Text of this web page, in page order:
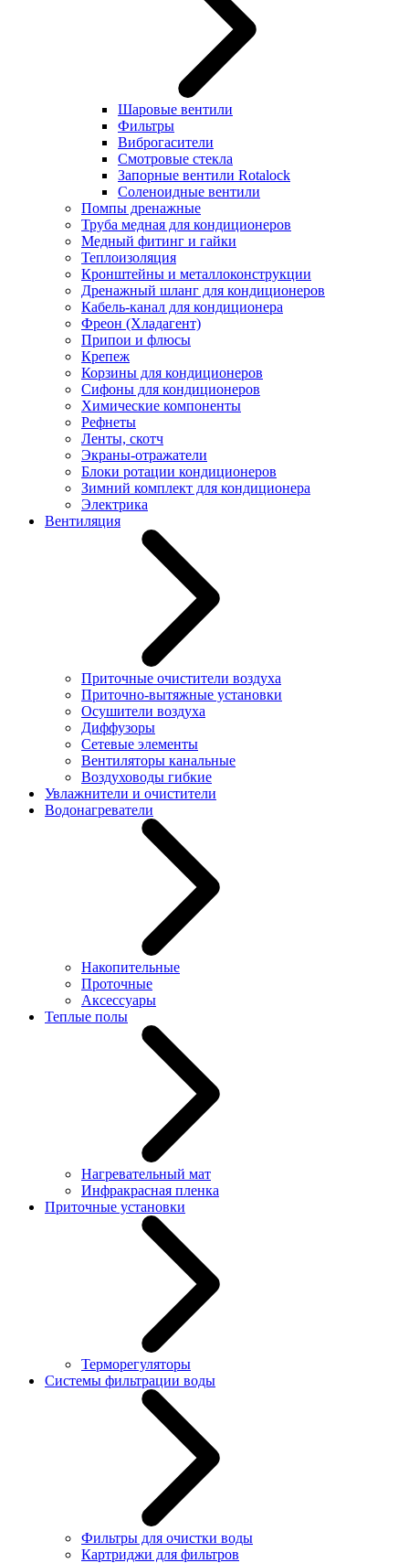
Шаровые вентили
Фильтры
Виброгасители
Смотровые стекла
Запорные вентили Rotalock
Соленоидные вентили
Помпы дренажные
Труба медная для кондиционеров
Медный фитинг и гайки
Теплоизоляция
Кронштейны и металлоконструкции
Дренажный шланг для кондиционеров
Кабель-канал для кондиционера
Фреон (Хладагент)
Припои и флюсы
Крепеж
Корзины для кондиционеров
Сифоны для кондиционеров
Химические компоненты
Рефнеты
Ленты, скотч
Экраны-отражатели
Блоки ротации кондиционеров
Зимний комплект для кондиционера
Электрика
Вентиляция
Приточные очистители воздуха
Приточно-вытяжные установки
Осушители воздуха
Диффузоры
Сетевые элементы
Вентиляторы канальные
Воздуховоды гибкие
Увлажнители и очистители
Водонагреватели
Накопительные
Проточные
Аксессуары
Теплые полы
Нагревательный мат
Инфракрасная пленка
Приточные установки
Терморегуляторы
Системы фильтрации воды
Фильтры для очистки воды
Картриджи для фильтров